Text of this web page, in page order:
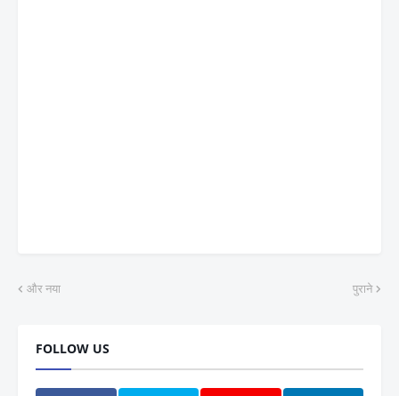
और नया पुराने
FOLLOW US